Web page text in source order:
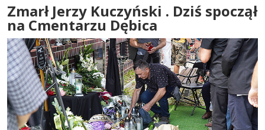
Zmarł Jerzy Kuczyński . Dziś spoczął
na Cmentarzu Dębica